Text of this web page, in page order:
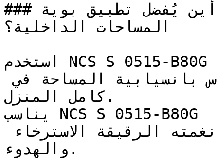
### أين يُفضل تطبيق بوية NCS S 0515-B80G في
المساحات الداخلية؟
استخدم NCS S 0515-B80G في الممرات ومداخل المنزل
لخلق استمرارية بصرية وإحساس بانسيابية المساحة في
كامل المنزل.
يناسب NCS S 0515-B80G غرف النوم وغرف القراءة
والهدوء.